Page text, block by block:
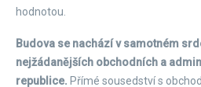
hodnotou.
Budova se nachází v samotném
nejžádanějších obchodních a
republice. Přímé sousedství s